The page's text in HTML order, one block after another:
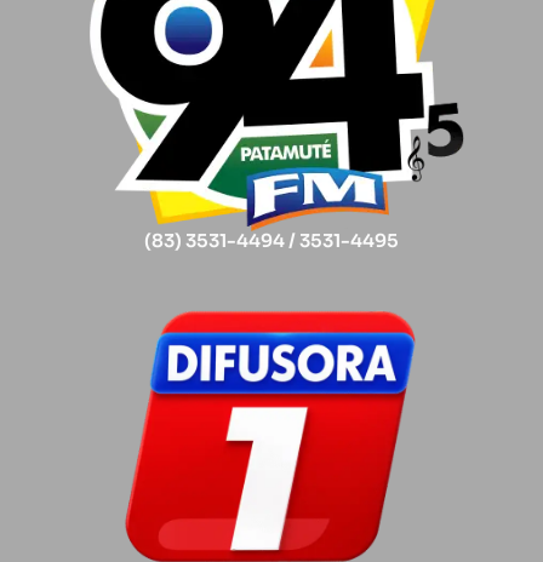
(83) 3531-4494 / 3531-4495